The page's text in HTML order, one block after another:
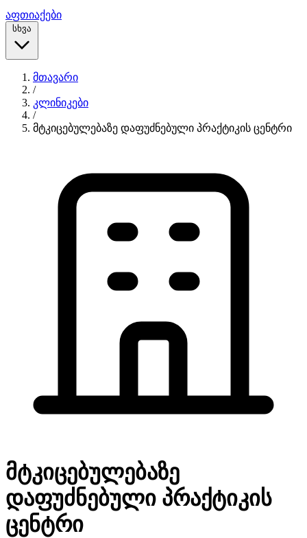
აფთიაქები
სხვა
მთავარი
/
კლინიკები
/
მტკიცებულებაზე დაფუძნებული პრაქტიკის ცენტრი
მტკიცებულებაზე
დაფუძნებული პრაქტიკის
ცენტრი